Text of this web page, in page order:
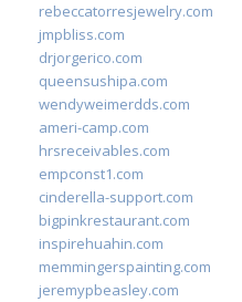
rebeccatorresjewelry.com
jmpbliss.com
drjorgerico.com
queensushipa.com
wendyweimerdds.com
ameri-camp.com
hrsreceivables.com
empconst1.com
cinderella-support.com
bigpinkrestaurant.com
inspirehuahin.com
memmingerspainting.com
jeremypbeasley.com